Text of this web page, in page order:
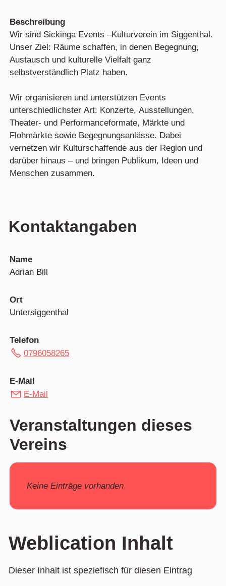
Beschreibung
Wir sind Sickinga Events –Kulturverein im Siggenthal.
Unser Ziel: Räume schaffen, in denen Begegnung,
Austausch und kulturelle Vielfalt ganz
selbstverständlich Platz haben.
Wir organisieren und unterstützen Events
unterschiedlichster Art: Konzerte, Ausstellungen,
Theater- und Performanceformate, Märkte und
Flohmärkte sowie Begegnungsanlässe. Dabei
vernetzen wir Kulturschaffende aus der Region und
darüber hinaus – und bringen Publikum, Ideen und
Menschen zusammen.
Kontaktangaben
Name
Adrian Bill
Ort
Untersiggenthal
Telefon
0796058265
E-Mail
E-Mail
Veranstaltungen dieses
Vereins
Keine Einträge vorhanden
Weblication Inhalt
Dieser Inhalt ist speziefisch für diesen Eintrag